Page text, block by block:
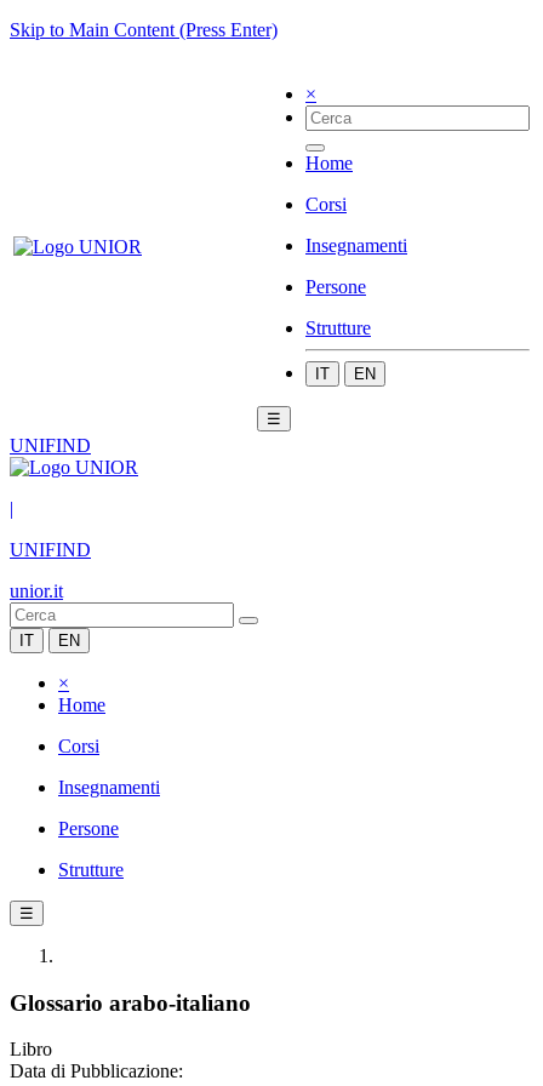
Skip to Main Content (Press Enter)
×
Home
Corsi
Insegnamenti
Persone
Strutture
IT EN
☰
UNIFIND
|
UNIFIND
unior.it
IT EN
×
Home
Corsi
Insegnamenti
Persone
Strutture
☰
Glossario arabo-italiano
Libro
Data di Pubblicazione: